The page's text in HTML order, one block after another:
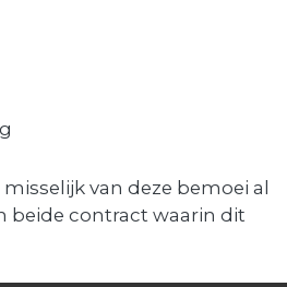
van deze bemoei al
beide contract waarin dit